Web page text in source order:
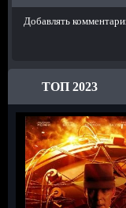
Добавлять
ТОП 2023